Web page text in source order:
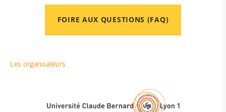
FOIRE AUX QUESTIONS (FAQ)
Les organisateurs